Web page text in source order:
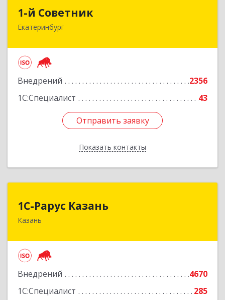
1-й Советник
Екатеринбург
Внедрений
2356
1С:Специалист
43
Отправить заявку
Показать контакты
620144, Свердловская обл, Екатеринбург г, 8
Отправить заявку
Назад
1С-Рарус Казань
Казань
Внедрений
4670
1С:Специалист
285
420088, Татарстан Респ, Казань г, Победы пр-